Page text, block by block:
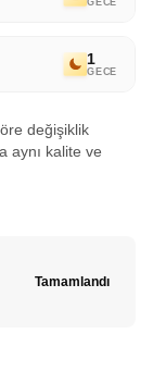
1
GECE
değişiklik
aynı kalite ve
Tamamlandı